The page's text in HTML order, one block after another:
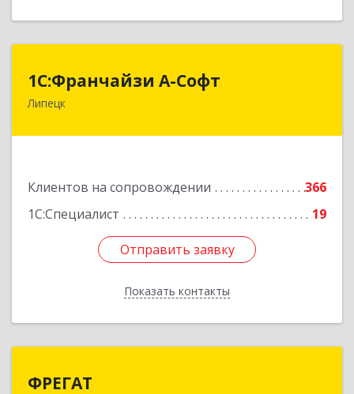
1С:Франчайзи А-Софт
Липецк
Клиентов на сопровождении
366
1С:Специалист
19
Отправить заявку
Показать контакты
1С:Франчайзи А-Софт
398059, Липецкая обл, Липецк г, Фрунзе ул,
Отправить заявку
Назад
ФРЕГАТ